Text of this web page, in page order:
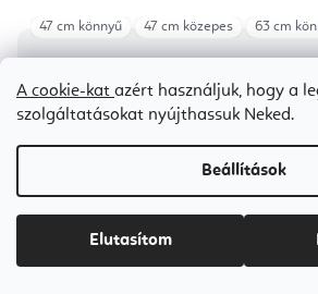
A cookie-kat azért használjuk, hogy a
szolgáltatásokat nyújthassuk Neked.
Beállítások
Elutasítom
47 cm könnyű 47 cm közepes 63 cm